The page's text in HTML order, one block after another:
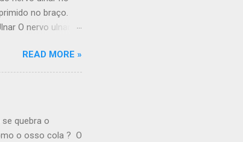
no braço.
O nervo ulnar é
através da
na mão do lado
de um outro túnel
READ MORE »
quebra o
o osso cola ? O